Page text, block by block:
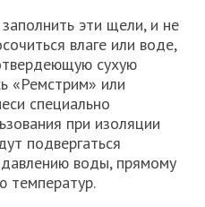
эти щели, и не
влаге или воде,
сухую
«Ремстрим» или
специально
при изоляции
подвергаться
воды, прямому
температур.